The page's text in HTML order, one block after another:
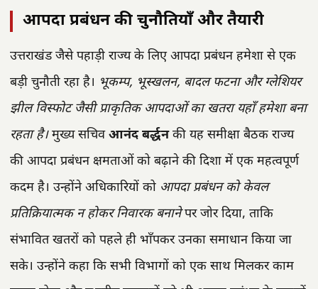
आपदा प्रबंधन की चुनौतियाँ और तैयारी
उत्तराखंड जैसे पहाड़ी राज्य के लिए आपदा प्रबंधन हमेशा से एक
बड़ी चुनौती रहा है। भूकम्प, भूस्खलन, बादल फटना और ग्लेशियर
झील विस्फोट जैसी प्राकृतिक आपदाओं का खतरा यहाँ हमेशा बना
रहता है।मुख्य सचिवआनंद बर्द्धनकी यह समीक्षा बैठक राज्य
की आपदा प्रबंधन क्षमताओं को बढ़ाने की दिशा में एक महत्वपूर्ण
कदम है। उन्होंने अधिकारियों को आपदा प्रबंधन को केवल
प्रतिक्रियात्मक न होकर निवारक बनानेपर जोर दिया, ताकि
संभावित खतरों को पहले ही भाँपकर उनका समाधान किया जा
सके। उन्होंने कहा कि सभी विभागों को एक साथ मिलकर काम